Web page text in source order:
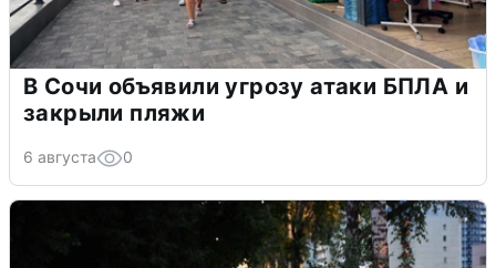
В Сочи объявили угрозу атаки БПЛА и
закрыли пляжи
6 августа 0